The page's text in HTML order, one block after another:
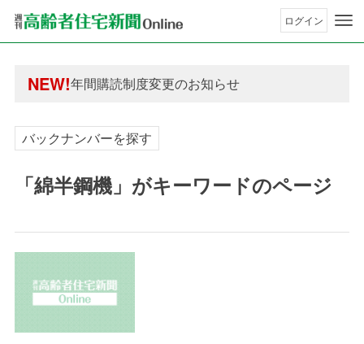
ログイン
NEW!
年間購読制度変更のお知らせ
年間購読制度変更のお知らせ
バックナンバーを探す
「綿半鋼機」がキーワードのページ